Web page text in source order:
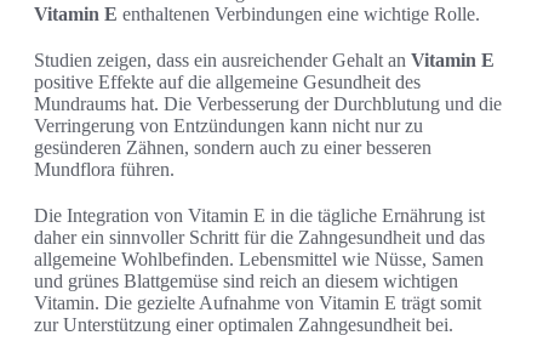
Vitamin E enthaltenen Verbindungen eine wichtige Rolle.
Studien zeigen, dass ein ausreichender Gehalt an Vitamin E
positive Effekte auf die allgemeine Gesundheit des
Mundraums hat. Die Verbesserung der Durchblutung und die
Verringerung von Entzündungen kann nicht nur zu
gesünderen Zähnen, sondern auch zu einer besseren
Mundflora führen.
Die Integration von Vitamin E in die tägliche Ernährung ist
daher ein sinnvoller Schritt für die Zahngesundheit und das
allgemeine Wohlbefinden. Lebensmittel wie Nüsse, Samen
und grünes Blattgemüse sind reich an diesem wichtigen
Vitamin. Die gezielte Aufnahme von Vitamin E trägt somit
zur Unterstützung einer optimalen Zahngesundheit bei.